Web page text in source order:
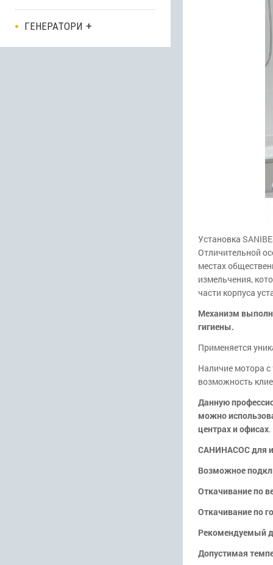
ГЕНЕРАТОРИ
Установка
Отличительной
местах
измельчения,
части корпуса
Механизм
гигиены.
Применяется
Наличие мотора
возможность
Данную
можно
центрах и офисах.
САНИНАСОС для
Возможное
Откачивание по
Откачивание по
Рекомендуемый
Допустимая